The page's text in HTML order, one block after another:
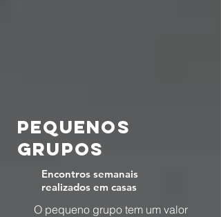
Pequenos
grupos
Encontros semanais
realizados em casas
O pequeno grupo tem um valor